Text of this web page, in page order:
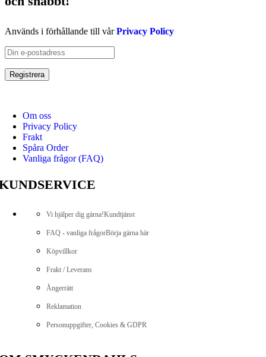
Används i förhållande till vårPrivacy Policy
Om oss
Privacy Policy
Frakt
Spåra Order
Vanliga frågor (FAQ)
Vi hjälper dig gärna!Kundtjänst
FAQ - vanliga frågorBörja gärna här
Köpvillkor
Frakt / Leverans
Ångerrätt
Reklamation
Personuppgifter, Cookies & GDPR